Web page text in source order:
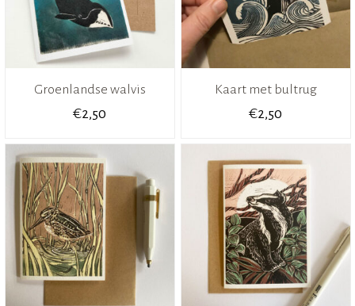
Groenlandse walvis
€2,50
Kaart met bultrug
€2,50